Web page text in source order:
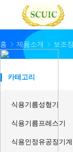
홈 제품소개 보조
카테고리
식용기름성형기
식용기름프레스기
식용인정유공장기계